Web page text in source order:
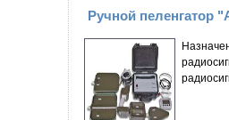
Ручной пеленгатор